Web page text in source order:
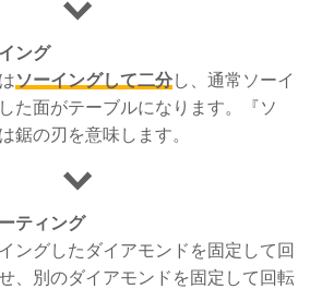
ング
ソーイングして二分し、通常ソーイ
た面がテーブルになります。『ソ
鋸の刃を意味します。
ティング
ングしたダイアモンドを固定して回
、別のダイアモンドを固定して回転